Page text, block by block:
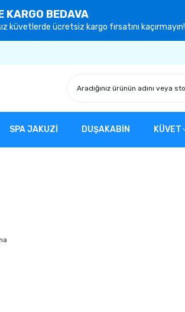
KARGO BEDAVA
küvetlerde ücretsiz kargo fırsatını kaçırmayın!
SPA JAKUZİ DUŞAKABİN KÜVET